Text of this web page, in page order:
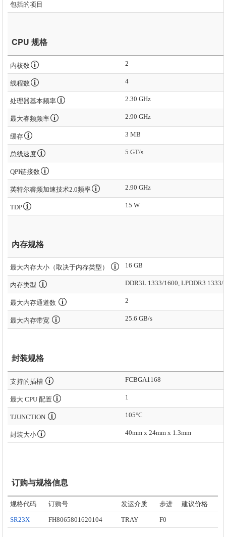
包括的项目
CPU 规格
内核数 2
线程数 4
处理器基本频率 2.30 GHz
最大睿频频率 2.90 GHz
缓存 3 MB
总线速度 5 GT/s
QPI链接数
英特尔睿频加速技术2.0频率 2.90 GHz
TDP 15 W
内存规格
最大内存大小（取决于内存类型） 16 GB
内存类型 DDR3L 1333/1600, LPDDR3 1333/
最大内存通道数 2
最大内存带宽 25.6 GB/s
封装规格
支持的插槽 FCBGA1168
最大 CPU 配置 1
TJUNCTION 105°C
封装大小 40mm x 24mm x 1.3mm
订购与规格信息
规格代码 订购号 发运介质 步进 建议价格
SR23X FH8065801620104 TRAY F0